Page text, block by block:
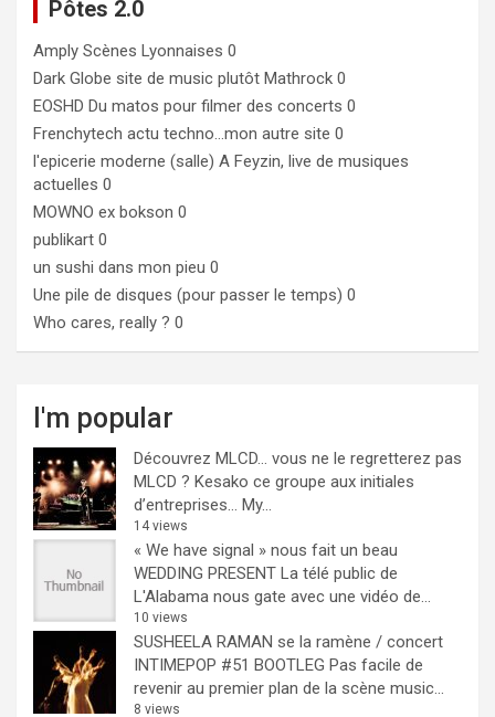
Pôtes 2.0
Amply Scènes Lyonnaises 0
Dark Globe site de music plutôt Mathrock 0
EOSHD Du matos pour filmer des concerts 0
Frenchytech actu techno…mon autre site 0
l'epicerie moderne (salle) A Feyzin, live de musiques
actuelles 0
MOWNO ex bokson 0
publikart 0
un sushi dans mon pieu 0
Une pile de disques (pour passer le temps) 0
Who cares, really ? 0
I'm popular
Découvrez MLCD… vous ne le regretterez pas
MLCD ? Kesako ce groupe aux initiales
d’entreprises… My...
14 views
« We have signal » nous fait un beau
WEDDING PRESENT La télé public de
L'Alabama nous gate avec une vidéo de...
10 views
SUSHEELA RAMAN se la ramène / concert
INTIMEPOP #51 BOOTLEG Pas facile de
revenir au premier plan de la scène music...
8 views